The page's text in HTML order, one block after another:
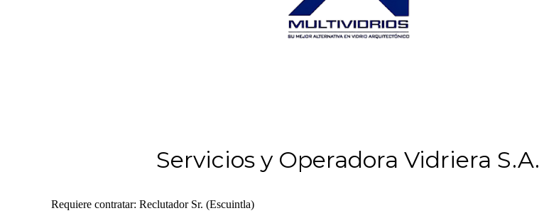
Servicios y Operadora Vidriera S.A.
Requiere contratar: Reclutador Sr. (Escuintla)